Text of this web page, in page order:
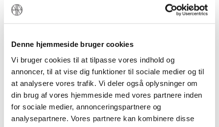
Denne hjemmeside bruger cookies
Vi bruger cookies til at tilpasse vores indhold og
annoncer, til at vise dig funktioner til sociale medier og til
at analysere vores trafik. Vi deler også oplysninger om
din brug af vores hjemmeside med vores partnere inden
for sociale medier, annonceringspartnere og
analysepartnere. Vores partnere kan kombinere disse
Contacts
Search: Search
My Account
My Cart
Checkout
Register
Log In